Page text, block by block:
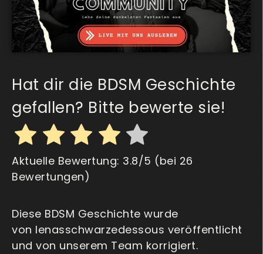
Hat dir die BDSM Geschichte
gefallen? Bitte bewerte sie!
Aktuelle Bewertung: 3.8/5 (bei 26
Bewertungen)
Diese BDSM Geschichte wurde
von lenasschwarzedessous veröffentlicht
und von unserem Team korrigiert.